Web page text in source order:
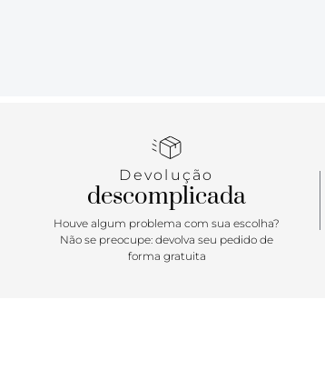
Devolução
descomplicada
Houve algum problema com sua escolha?
Não se preocupe: devolva seu pedido de
forma gratuita